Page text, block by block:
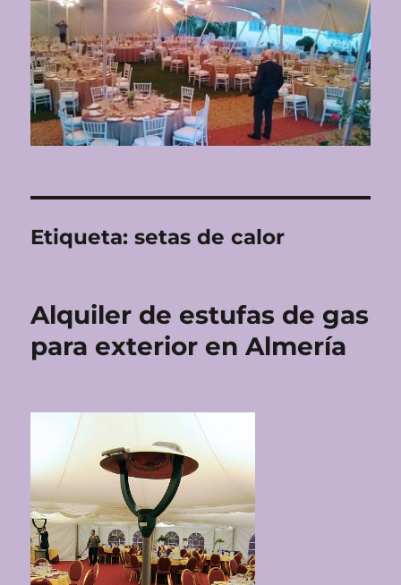
Etiqueta:setas de calor
Alquiler de estufas de gas
para exterior en Almería